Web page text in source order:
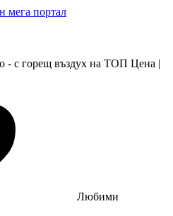
- с горещ въздух на ТОП Цена |
Любими